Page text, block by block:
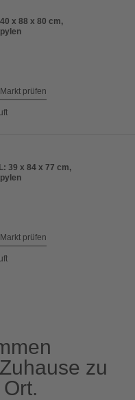
x 88 x 80 cm,
prüfen
39 x 84 x 77 cm,
prüfen
zu